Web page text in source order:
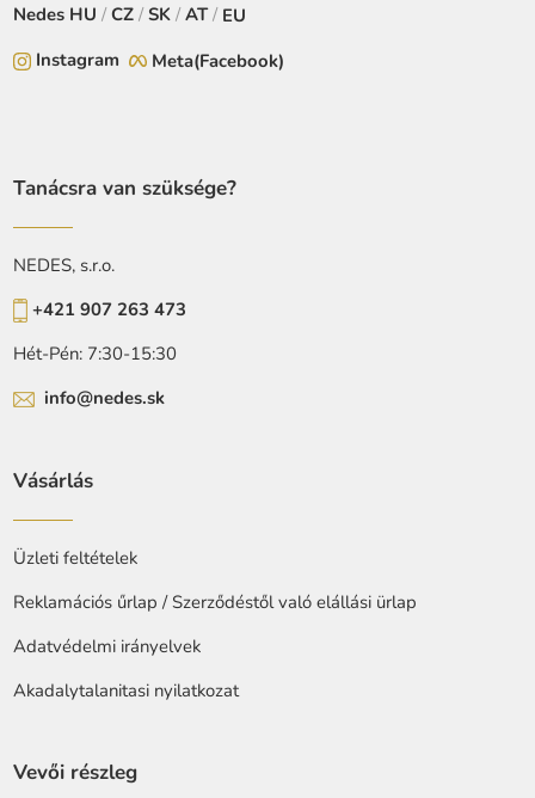
Nedes HU /CZ /SK / AT/ EU
Instagram
Meta(Facebook)
Tanácsra van szüksége?
NEDES, s.r.o.
+421 907 263 473
Hét-Pén: 7:30-15:30
info@nedes.sk
Vásárlás
Üzleti feltételek
Reklamációs űrlap / Szerződéstől való elállási ürlap
Adatvédelmi irányelvek
Akadalytalanitasi nyilatkozat
Vevői részleg